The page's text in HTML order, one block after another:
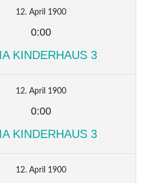
12. April 1900
0:00
KINDERHAUS 3
12. April 1900
0:00
KINDERHAUS 3
12. April 1900